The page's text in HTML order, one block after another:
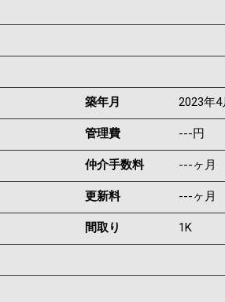
築年月 2023年4
管理費 ---円
仲介手数料 ---ヶ月
更新料 ---ヶ月
間取り 1K